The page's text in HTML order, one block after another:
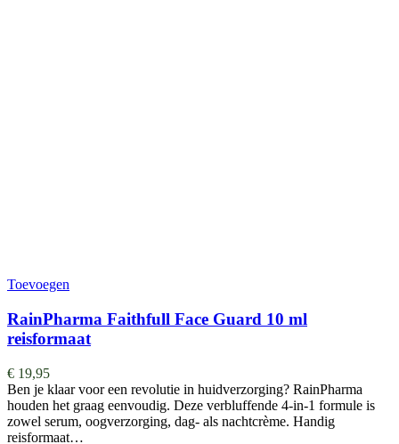
Toevoegen
RainPharma Faithfull Face Guard 10 ml
reisformaat
€ 19,95
Ben je klaar voor een revolutie in huidverzorging? RainPharma
houden het graag eenvoudig. Deze verbluffende 4-in-1 formule is
zowel serum, oogverzorging, dag- als nachtcrème. Handig
reisformaat…